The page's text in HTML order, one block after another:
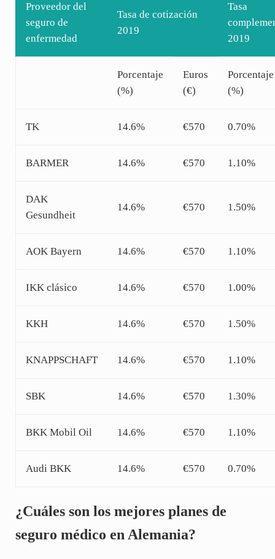
Proveedor del
seguro de
enfermedad
Tasa de cotización
2019
Tasa
2019
Porcentaje
(%)
Euros
(€)
Porcentaje
(%)
TK 14.6% €570 0.70%
BARMER 14.6% €570 1.10%
DAK
Gesundheit
14.6% €570 1.50%
AOK Bayern 14.6% €570 1.10%
IKK clásico 14.6% €570 1.00%
KKH 14.6% €570 1.50%
KNAPPSCHAFT 14.6% €570 1.10%
SBK 14.6% €570 1.30%
BKK Mobil Oil 14.6% €570 1.10%
Audi BKK 14.6% €570 0.70%
¿Cuáles son los mejores planes de
seguro médico en Alemania?